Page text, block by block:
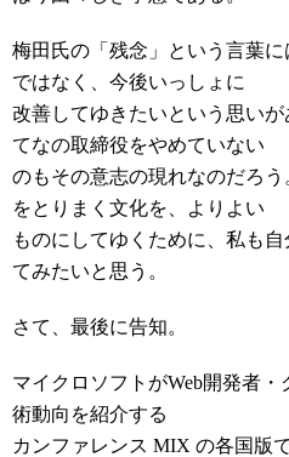
梅田氏の「残念」という言葉
ではなく、今後いっしょに
改善してゆきたいという思い
てなの取締役をやめていない
のもその意志の現れなのだろう
をとりまく文化を、よりよい
ものにしてゆくために、私も
てみたいと思う。
さて、最後に告知。
マイクロソフトがWeb開発者
術動向を紹介する
カンファレンス MIX の各国版